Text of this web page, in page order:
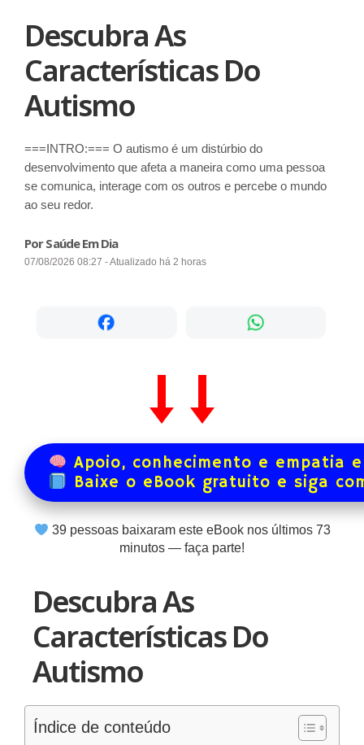
Descubra As
Características Do
Autismo
===INTRO:=== O autismo é um distúrbio do
desenvolvimento que afeta a maneira como uma pessoa
se comunica, interage com os outros e percebe o mundo
ao seu redor.
Por Saúde Em Dia
07/08/2026 08:27 - Atualizado há 2 horas
Apoio, conhecimento e empatia
Baixe o eBook gratuito e siga
39pessoas baixaram este eBook nos últimos 73
minutos — faça parte!
Descubra As
Características Do
Autismo
Índice de conteúdo